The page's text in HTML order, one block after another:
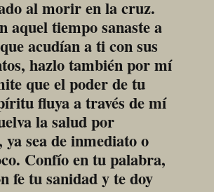
al morir en la cruz.
aquel tiempo sanaste a
acudían a ti con sus
hazlo también por mí
que el poder de tu
fluya a través de mí
la salud por
ya sea de inmediato o
Confío en tu palabra,
fe tu sanidad y te doy